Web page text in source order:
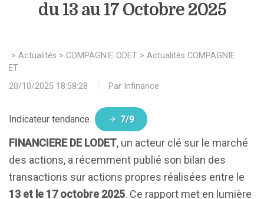
du 13 au 17 Octobre 2025
> Actualités > COMPAGNIE ODET > Actualités COMPAGNIE
20/10/2025 18:58:28
Par Infinance
Indicateur tendance 7/9
FINANCIERE DE LODET, un acteur clé sur le marché
des actions, a récemment publié son bilan des
transactions sur actions propres réalisées entre le
13 et le 17 octobre 2025. Ce rapport met en lumière